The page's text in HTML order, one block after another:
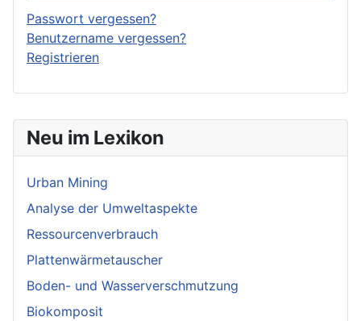
Neu im Lexikon
Urban Mining
Analyse der Umweltaspekte
Ressourcenverbrauch
Plattenwärmetauscher
Boden- und Wasserverschmutzung
Biokomposit
Passwort vergessen?
Benutzername vergessen?
Registrieren